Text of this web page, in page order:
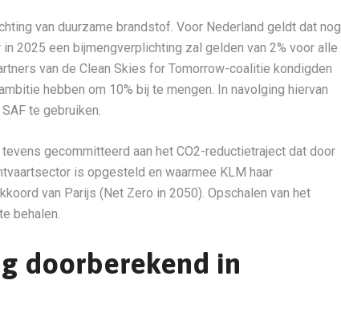
van duurzame brandstof. Voor Nederland geldt dat nog
2025 een bijmengverplichting zal gelden van 2% voor alle
van de Clean Skies for Tomorrow-coalitie kondigden
hebben om 10% bij te mengen. In navolging hiervan
te gebruiken.
gecommitteerd aan het CO2-reductietraject dat door
is opgesteld en waarmee KLM haar
van Parijs (Net Zero in 2050). Opschalen van het
behalen.
doorberekend in